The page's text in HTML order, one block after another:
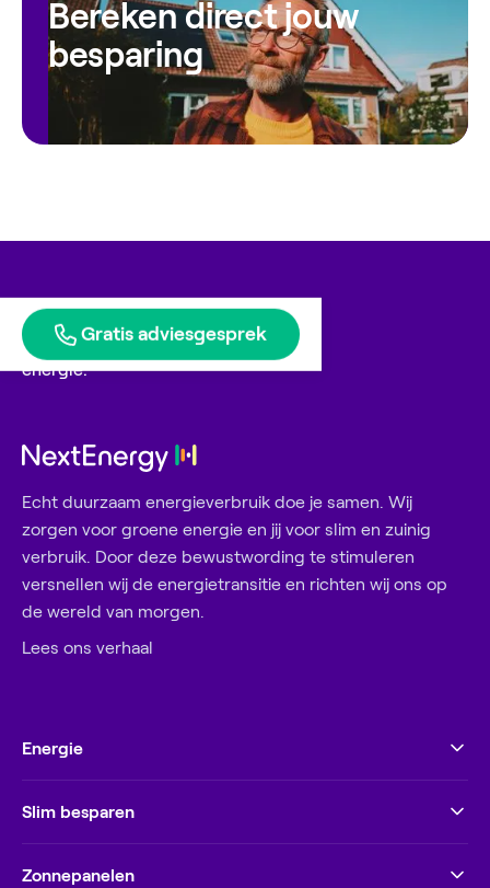
Bereken direct jouw
besparing
Gratis adviesgesprek
Blije klanten geven ons
energie.
Echt duurzaam energieverbruik doe je samen. Wij
zorgen voor groene energie en jij voor slim en zuinig
verbruik. Door deze bewustwording te stimuleren
versnellen wij de energietransitie en richten wij ons op
de wereld van morgen.
Lees ons verhaal
Energie
Slim besparen
Zonnepanelen